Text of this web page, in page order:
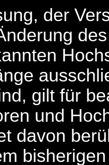
der
gilt für
und
davon